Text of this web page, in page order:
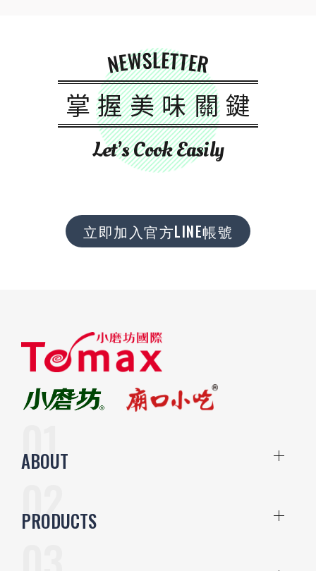
NEWSLETTER
掌握美味關鍵
Let’s Cook Easily
立即加入官方LINE帳號
ABOUT
PRODUCTS